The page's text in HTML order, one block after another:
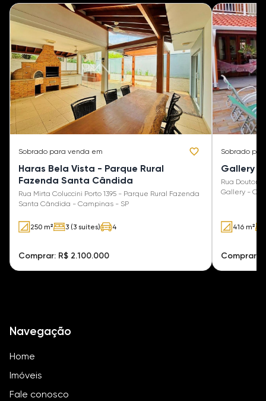
Sobrado para venda em
Haras Bela Vista - Parque Rural
Fazenda Santa Cândida
Rua Mirta Coluccini Porto 1395 - Parque Rural Fazenda
Santa Cândida - Campinas - SP
250 m² 3 (3 suítes) 4
Comprar: R$ 2.100.000
Sobrado
Gallery -
Rua Doutor
Gallery -
416 m²
Comprar:
Navegação
Home
Imóveis
Fale conosco